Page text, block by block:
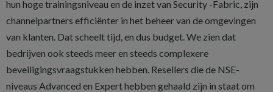
hun hoge trainingsniveau en de inzet van Security -Fabric, zijn
channelpartners efficiënter in het beheer van de omgevingen
van klanten. Dat scheelt tijd, en dus budget. We zien dat
bedrijven ook steeds meer en steeds complexere
beveiligingsvraagstukken hebben. Resellers die de NSE-
niveaus Advanced en Expert hebben gehaald zijn in staat om